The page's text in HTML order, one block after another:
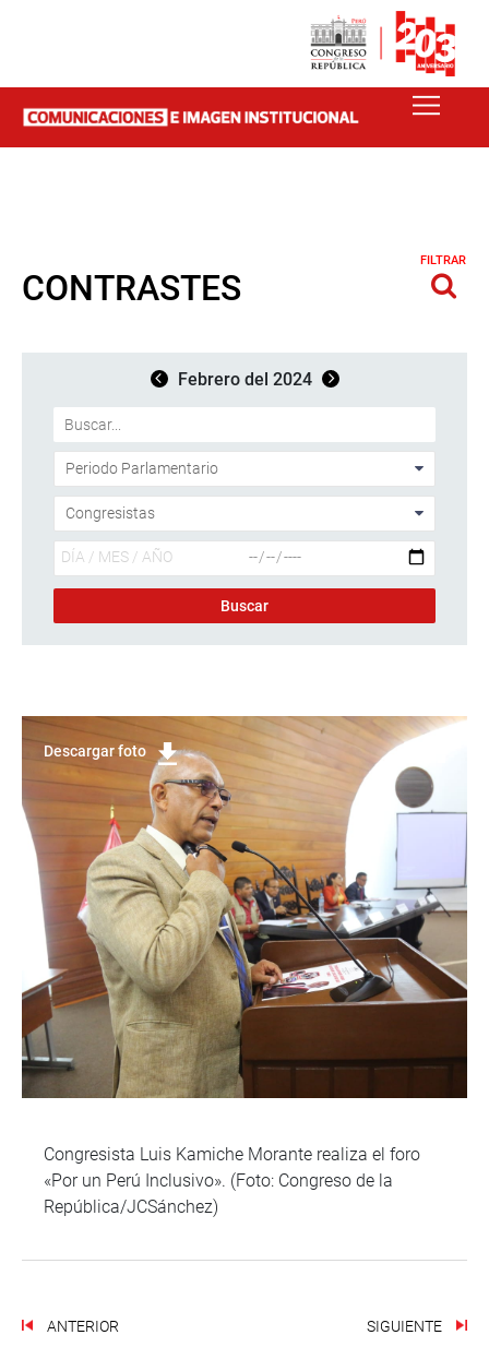
CONTRASTES
FILTRAR
Febrero del 2024
Descargar foto
Congresista Luis Kamiche Morante realiza el foro
«Por un Perú Inclusivo». (Foto: Congreso de la
República/JCSánchez)
ANTERIOR SIGUIENTE